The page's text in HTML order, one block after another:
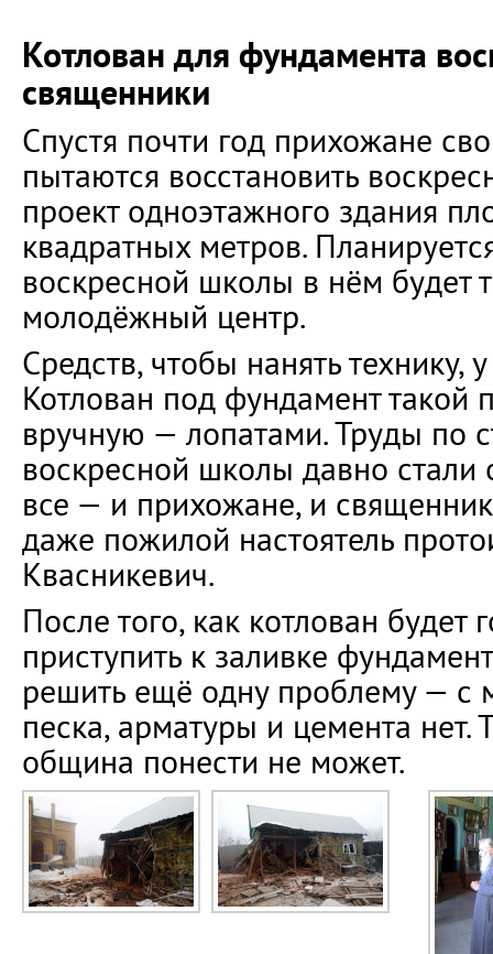
Котлован для фундамента
священники
Спустя почти год прихожане
пытаются восстановить
проект одноэтажного здания
квадратных метров.
воскресной школы в нём будет
молодёжный центр.
Средств, чтобы нанять технику,
Котлован под фундамент такой
вручную — лопатами. Труды по
воскресной школы давно
все — и прихожане, и
даже пожилой настоятель
Квасникевич.
После того, как котлован будет
приступить к заливке
решить ещё одну проблему — с
песка, арматуры и цемента нет.
община понести не может.